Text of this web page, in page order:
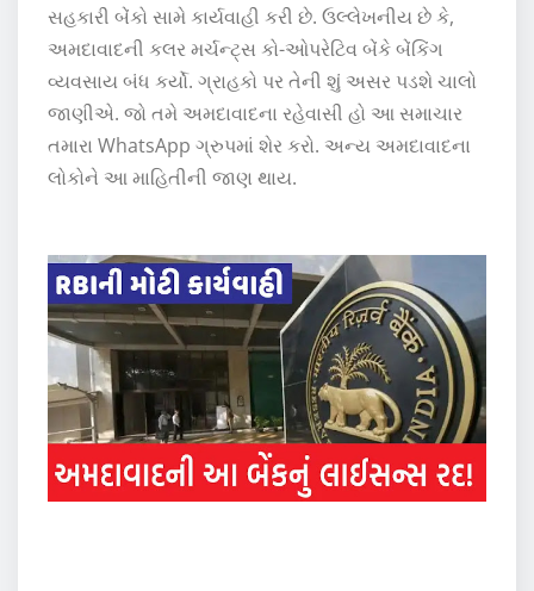
સહકારી બેંકો સામે કાર્યવાહી કરી છે. ઉલ્લેખનીય છે કે,
અમદાવાદની કલર મર્ચન્ટ્સ કો-ઓપરેટિવ બેંકે બેંકિંગ
વ્યવસાય બંધ કર્યો. ગ્રાહકો પર તેની શું અસર પડશે ચાલો
જાણીએ. જો તમે અમદાવાદના રહેવાસી હો આ સમાચાર
તમારા WhatsApp ગ્રુપમાં શેર કરો. અન્ય અમદાવાદના
લોકોને આ માહિતીની જાણ થાય.